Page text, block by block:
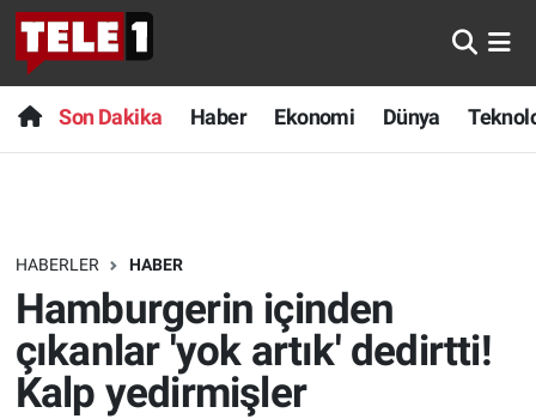
Son Dakika Haber Ekonomi Dünya
HABERLER HABER
Hamburgerin içinden
çıkanlar 'yok artık' dedirtti!
Kalp yedirmişler
Anında Manşet
Başka Sohbetler
Bilim turu
Bilim ve Teknoloji Evreni
Doğa Konuşuyor
Son Dakika
Haber
Dünya
Teknoloji
Sağlık
Nöbetçi Eczaneler
Hava Durumu
Trafik Durumu
Süper Lig Puan Durumu ve Fikstür
Tüm Manşetler